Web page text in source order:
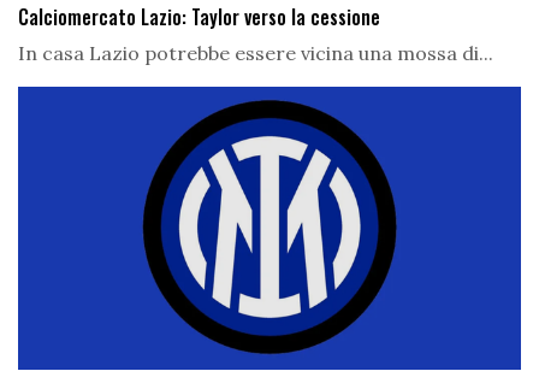
Calciomercato Lazio: Taylor verso la cessione
In casa Lazio potrebbe essere vicina una mossa di...